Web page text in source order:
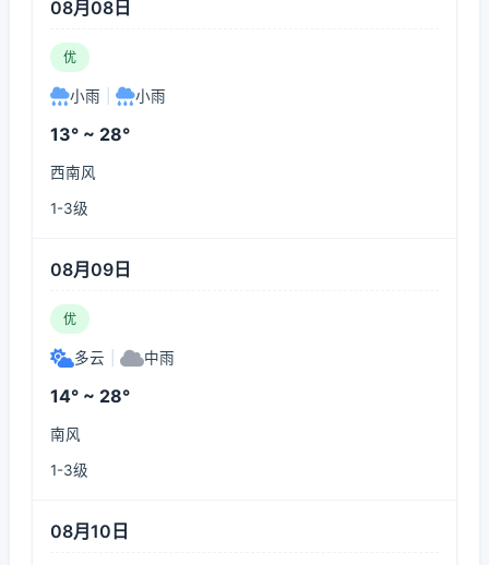
08月08日
优
小雨 小雨
13° ~ 28°
西南风
1-3级
08月09日
优
多云 中雨
14° ~ 28°
南风
1-3级
08月10日